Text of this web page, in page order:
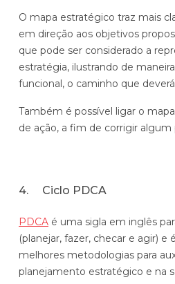
O mapa estratégico traz mais
em direção aos objetivos
que pode ser considerado a
estratégia, ilustrando de
funcional, o caminho que
Também é possível ligar o
de ação, a fim de corrigir algum
4. Ciclo PDCA
PDCA é uma sigla em inglês
(planejar, fazer, checar e agir) e
melhores metodologias para
planejamento estratégico e na